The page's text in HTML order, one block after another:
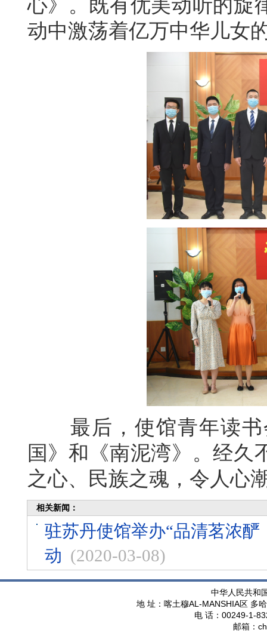
心》。既有优美动听的旋
动中激荡着亿万中华儿女
最后，使馆青年读书
国》和《南泥湾》。经久
之心、民族之魂，令人心
相关新闻：
驻苏丹使馆举办“品清茗浓
动 (2020-03-08)
中华人民共和
地 址：喀土穆AL-MANSHIA区 多
电 话： 00249-1-
邮箱：